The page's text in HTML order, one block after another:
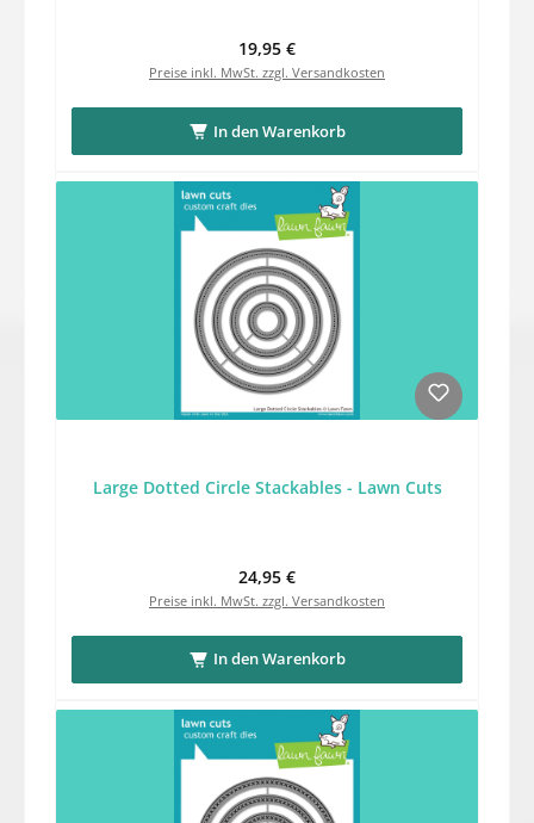
Regulärer Preis:
19,95 €
Preise inkl. MwSt. zzgl. Versandkosten
In den Warenkorb
Large Dotted Circle Stackables - Lawn Cuts
Regulärer Preis:
24,95 €
Preise inkl. MwSt. zzgl. Versandkosten
In den Warenkorb